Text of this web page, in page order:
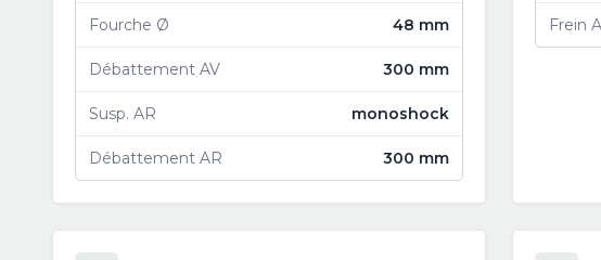
Fourche Ø 48 mm
Débattement AV 300 mm
Susp. AR monoshock
Débattement AR 300 mm
Frein